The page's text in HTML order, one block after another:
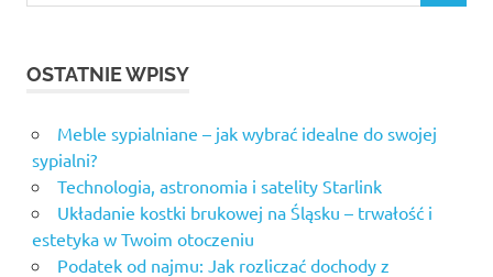
OSTATNIE WPISY
Meble sypialniane – jak wybrać idealne do swojej
sypialni?
Technologia, astronomia i satelity Starlink
Układanie kostki brukowej na Śląsku – trwałość i
estetyka w Twoim otoczeniu
Podatek od najmu: Jak rozliczać dochody z